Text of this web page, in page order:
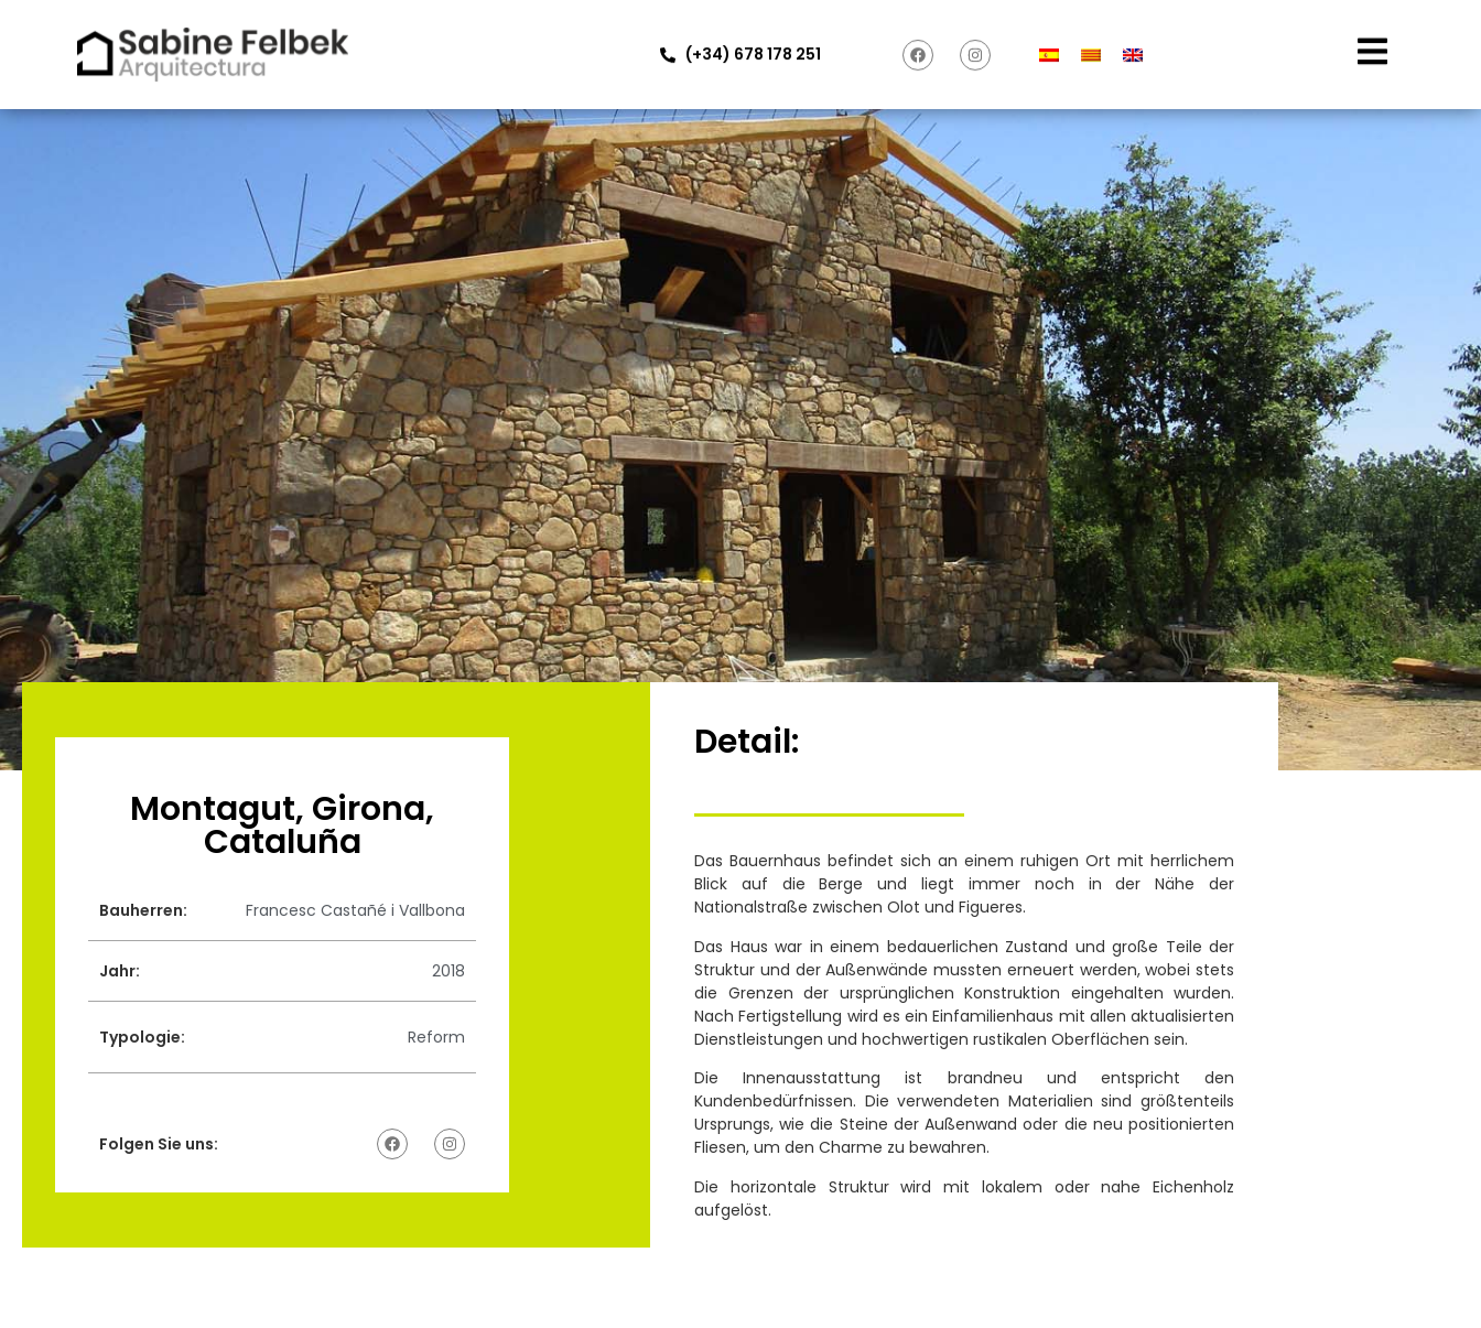
(+34) 678 178 251
Montagut, Girona,
Cataluña
Bauherren: Francesc Castañé i Vallbona
Jahr: 2018
Typologie: Reform
Folgen Sie uns:
Detail:
Das Bauernhaus befindet sich an einem ruhigen Ort mit herrlichem
Blick auf die Berge und liegt immer noch in der Nähe der
Nationalstraße zwischen Olot und Figueres.
Das Haus war in einem bedauerlichen Zustand und große Teile der
Struktur und der Außenwände mussten erneuert werden, wobei stets
die Grenzen der ursprünglichen Konstruktion eingehalten wurden.
Nach Fertigstellung wird es ein Einfamilienhaus mit allen aktualisierten
Dienstleistungen und hochwertigen rustikalen Oberflächen sein.
Die Innenausstattung ist brandneu und entspricht den
Kundenbedürfnissen. Die verwendeten Materialien sind größtenteils
Ursprungs, wie die Steine der Außenwand oder die neu positionierten
Fliesen, um den Charme zu bewahren.
Die horizontale Struktur wird mit lokalem oder nahe Eichenholz
aufgelöst.